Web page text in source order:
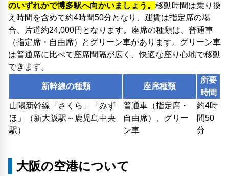
のいずれかで博多駅へ向かいましょう。 移動時間は乗り換
え時間を含めて約4時間50分となり、運賃は指定席の場
合、片道約24,000円となります。座席の種類は、普通車
（指定席・自由席）とグリーン車があります。グリーン車
は普通席に比べて座席間隔が広く、快適な座り心地で移動
できます。
新幹線の種類 座席種類
所要
時間
山陽新幹線「さくら」「みず
ほ」（新大阪駅～鹿児島中央
駅）
普通車（指定席・
自由席）、グリー
ン車
約4時
間50
分
大阪の空港について